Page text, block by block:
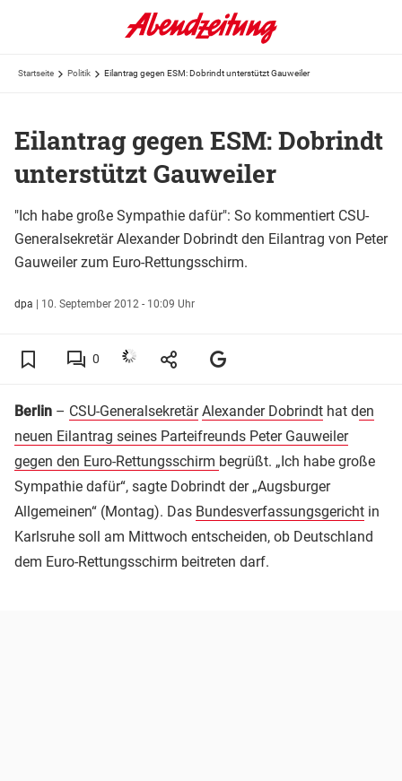
Startseite Politik Eilantrag gegen ESM: Dobrindt unterstützt Gauweiler
Eilantrag gegen ESM: Dobrindt
unterstützt Gauweiler
"Ich habe große Sympathie dafür": So kommentiert CSU-
Generalsekretär Alexander Dobrindt den Eilantrag von Peter
Gauweiler zum Euro-Rettungsschirm.
dpa | 10. September 2012 - 10:09 Uhr
0
Berlin – CSU-Generalsekretär Alexander Dobrindt hat den
neuen Eilantrag seines Parteifreunds Peter Gauweiler
gegen den Euro-Rettungsschirm begrüßt. „Ich habe große
Sympathie dafür“, sagte Dobrindt der „Augsburger
Allgemeinen“ (Montag). Das Bundesverfassungsgericht in
Karlsruhe soll am Mittwoch entscheiden, ob Deutschland
dem Euro-Rettungsschirm beitreten darf.